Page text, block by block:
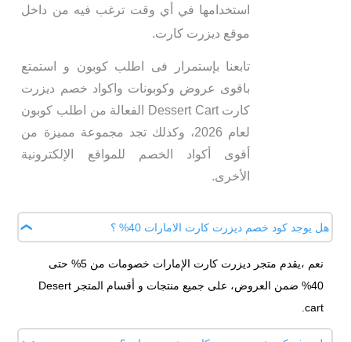
استخدامها في أي وقت ترغب فيه من داخل
موقع ديزرت كارت.
تابعنا بإستمرار فى اطلب كوبون و استمتع
باقوى عروض وكوبونات واكواد خصم ديزرت
كارت Dessert Cart الفعالة من اطلب كوبون
لعام 2026، وكذلك تجد مجموعة مميزة من
أقوى أكواد الخصم للمواقع الإلكترونية
الأخرى.
هل يوجد كود خصم ديزرت كارت الامارات 40% ؟
نعم ،يقدم متجر ديزرت كارت الإمارات خصومات من 5% حتى
40% ضمن العروض، على جميع منتجات و أقسام المتجر Desert
cart.